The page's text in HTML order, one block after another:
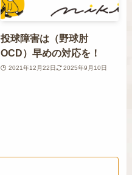
投球障害は（野球肘
OCD）早めの対応を！
2021年12月22日 2025年9月10日